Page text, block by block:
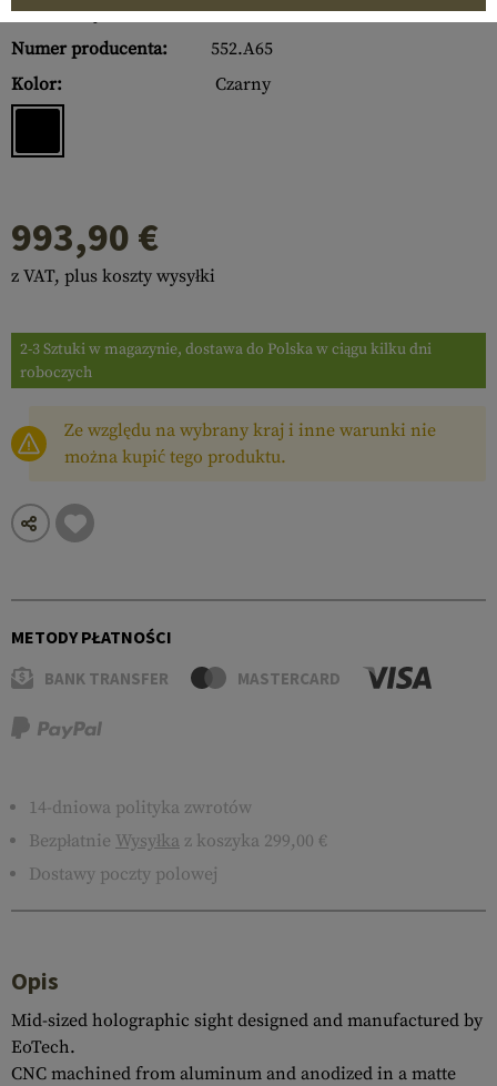
Numer artykułu:
10101606000
Numer producenta:
552.A65
Kolor:
Czarny
993,90 €
z VAT, plus koszty wysyłki
2-3 Sztuki w magazynie, dostawa do Polska w ciągu kilku dni
roboczych
Ze względu na wybrany kraj i inne warunki nie
można kupić tego produktu.
METODY PŁATNOŚCI
BANK TRANSFER MASTERCARD
14-dniowa polityka zwrotów
Bezpłatnie Wysyłka z koszyka 299,00 €
Dostawy poczty polowej
Opis
Mid-sized holographic sight designed and manufactured by
EoTech.
CNC machined from aluminum and anodized in a matte